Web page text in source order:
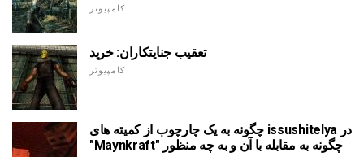
کامپیوتر
تعقیب جنایتکاران: خرید
کامپیوتر
چگونه به یک چارچوب از کمیته های issushitelya در
"Maynkraft" چگونه به مقابله با آن و به چه منظور